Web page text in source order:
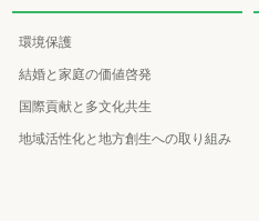
環境保護
結婚と家庭の価値啓発
国際貢献と多文化共生
地域活性化と地方創生への取り組み